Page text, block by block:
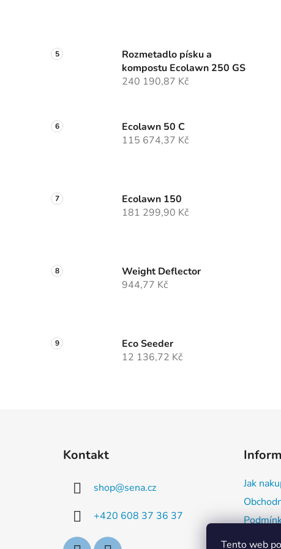
Tento web
Rozmetadlo písku a
kompostu Ecolawn 250 GS
240 190,87 Kč
Ecolawn 50 C
115 674,37 Kč
Ecolawn 150
181 299,90 Kč
Weight Deflector
944,77 Kč
Eco Seeder
12 136,72 Kč
Kontakt
shop@sena.cz
+420 608 37 36 37
Jak